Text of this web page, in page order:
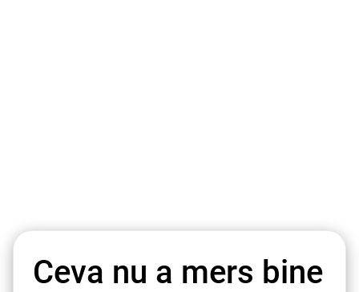
Ceva nu a mers bine